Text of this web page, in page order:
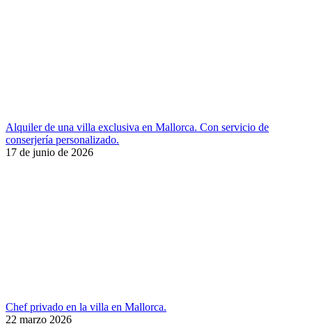
Alquiler de una villa exclusiva en Mallorca. Con servicio de
conserjería personalizado.
17 de junio de 2026
Chef privado en la villa en Mallorca.
22 marzo 2026